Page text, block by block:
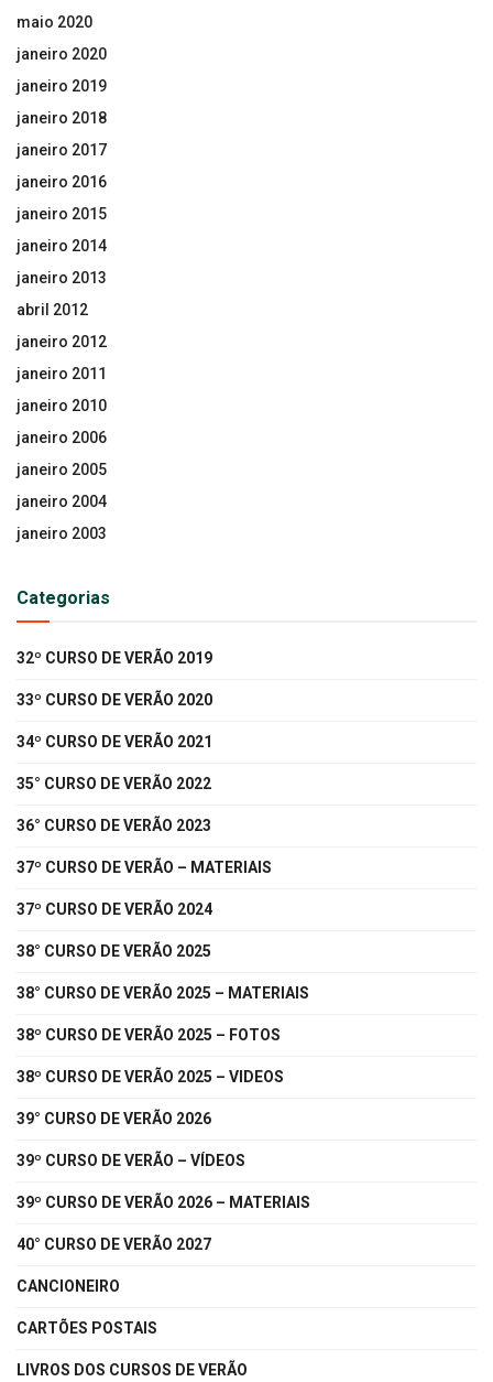
maio 2020
janeiro 2020
janeiro 2019
janeiro 2018
janeiro 2017
janeiro 2016
janeiro 2015
janeiro 2014
janeiro 2013
abril 2012
janeiro 2012
janeiro 2011
janeiro 2010
janeiro 2006
janeiro 2005
janeiro 2004
janeiro 2003
Categorias
32º CURSO DE VERÃO 2019
33º CURSO DE VERÃO 2020
34º CURSO DE VERÃO 2021
35° CURSO DE VERÃO 2022
36° CURSO DE VERÃO 2023
37º CURSO DE VERÃO – MATERIAIS
37º CURSO DE VERÃO 2024
38° CURSO DE VERÃO 2025
38° CURSO DE VERÃO 2025 – MATERIAIS
38º CURSO DE VERÃO 2025 – FOTOS
38º CURSO DE VERÃO 2025 – VIDEOS
39° CURSO DE VERÃO 2026
39º CURSO DE VERÃO – VÍDEOS
39º CURSO DE VERÃO 2026 – MATERIAIS
40° CURSO DE VERÃO 2027
CANCIONEIRO
CARTÕES POSTAIS
LIVROS DOS CURSOS DE VERÃO